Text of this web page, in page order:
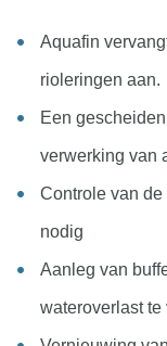
Aquafin
rioleringen aan.
Een
verwerking van
Controle van
nodig
Aanleg van
wateroverlast te